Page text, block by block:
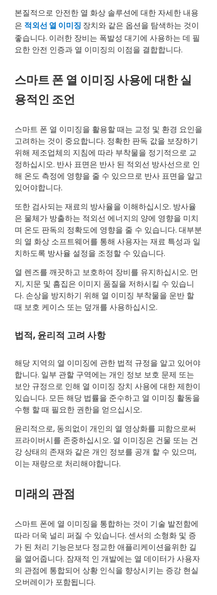
본질적으로 안전한 열 화상 솔루션에 대한 자세한 내용
은 적외선 열 이미징 장치와 같은 옵션을 탐색하는 것이
좋습니다. 이러한 장비는 폭발성 대기에 사용하는 데 필
요한 안전 인증과 열 이미징의 이점을 결합합니다.
스마트 폰 열 이미징 사용에 대한 실
용적인 조언
스마트 폰 열 이미징을 활용할 때는 교정 및 환경 요인을
고려하는 것이 중요합니다. 정확한 판독 값을 보장하기
위해 제조업체의 지침에 따라 부착물을 정기적으로 교
정하십시오. 반사 표면은 반사 된 적외선 방사선으로 인
해 온도 측정에 영향을 줄 수 있으므로 반사 표면을 알고
있어야합니다.
또한 검사되는 재료의 방사율을 이해하십시오. 방사율
은 물체가 방출하는 적외선 에너지의 양에 영향을 미치
며 온도 판독의 정확도에 영향을 줄 수 있습니다. 대부분
의 열 화상 소프트웨어를 통해 사용자는 재료 특성과 일
치하도록 방사율 설정을 조정할 수 있습니다.
열 렌즈를 깨끗하고 보호하여 장비를 유지하십시오. 먼
지, 지문 및 흠집은 이미지 품질을 저하시킬 수 있습니
다. 손상을 방지하기 위해 열 이미징 부착물을 운반 할
때 보호 케이스 또는 덮개를 사용하십시오.
법적, 윤리적 고려 사항
해당 지역의 열 이미징에 관한 법적 규정을 알고 있어야
합니다. 일부 관할 구역에는 개인 정보 보호 문제 또는
보안 규정으로 인해 열 이미징 장치 사용에 대한 제한이
있습니다. 모든 해당 법률을 준수하고 열 이미징 활동을
수행 할 때 필요한 권한을 얻으십시오.
윤리적으로, 동의없이 개인의 열 영상화를 피함으로써
프라이버시를 존중하십시오. 열 이미징은 건물 또는 건
강 상태의 존재와 같은 개인 정보를 공개 할 수 있으며,
이는 재량으로 처리해야합니다.
미래의 관점
스마트 폰에 열 이미징을 통합하는 것이 기술 발전함에
따라 더욱 널리 퍼질 수 있습니다. 센서의 소형화 및 증
가 된 처리 기능은보다 정교한 애플리케이션을위한 길
을 열어줍니다. 잠재적 인 개발에는 열 데이터가 사용자
의 관점에 통합되어 상황 인식을 향상시키는 증강 현실
오버레이가 포함됩니다.